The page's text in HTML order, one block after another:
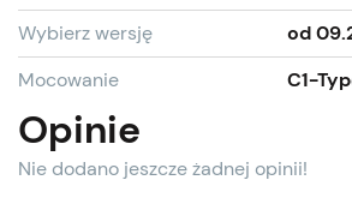
Wybierz wersję
od
Mocowanie
C1-
Opinie
Nie dodano jeszcze żadnej opinii!